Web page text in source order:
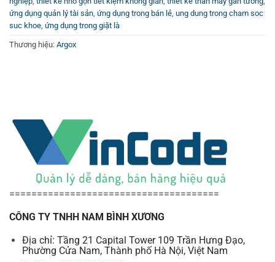
ứng dụng quản lý tài sản, ứng dụng trong bán lẻ, ung dung trong cham soc
suc khoe, ứng dụng trong giặt là
Thương hiệu: Argox
======================================
CÔNG TY TNHH NAM BÌNH XƯƠNG
Địa chỉ: Tầng 21 Capital Tower 109 Trần Hưng Đạo,
Phường Cửa Nam, Thành phố Hà Nội, Việt Nam